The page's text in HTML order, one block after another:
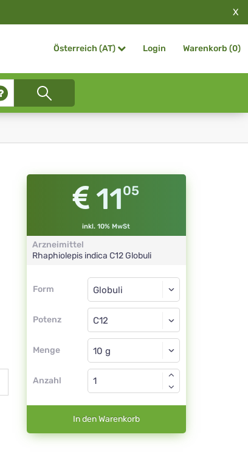
X
Österreich (AT) Login Warenkorb (0)
1105
inkl. 10% MwSt
Arzneimittel
Rhaphiolepis indica C12 Globuli
Form
Form
Potenz
Globuli
C12
Menge
Globuli
Anzahl
In den Warenkorb